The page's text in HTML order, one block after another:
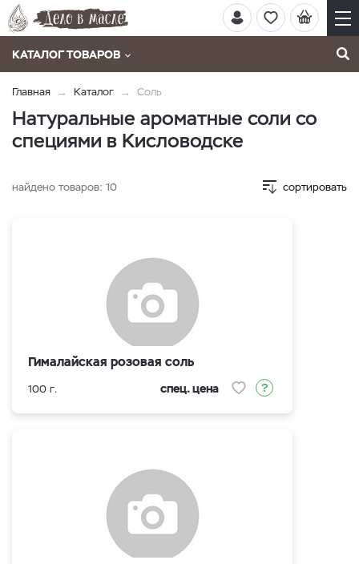
КАТАЛОГ ТОВАРОВ
Главная Каталог Соль
Натуральные ароматные соли со
специями в Кисловодске
найдено товаров: 10 сортировать
Гималайская розовая соль
100 г. спец. цена